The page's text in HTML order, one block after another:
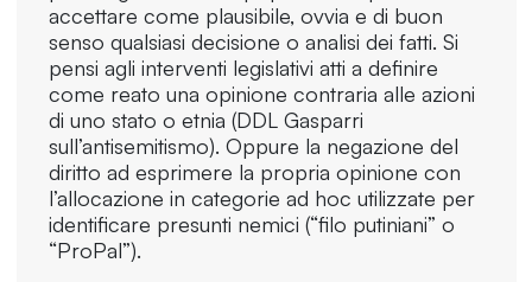
accettare come plausibile, ovvia e di buon
senso qualsiasi decisione o analisi dei fatti. Si
pensi agli interventi legislativi atti a definire
come reato una opinione contraria alle azioni
di uno stato o etnia (DDL Gasparri
sull’antisemitismo). Oppure la negazione del
diritto ad esprimere la propria opinione con
l’allocazione in categorie ad hoc utilizzate per
identificare presunti nemici (“filo putiniani” o
“ProPal”).